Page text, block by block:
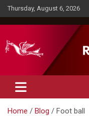
Skip
to
content
Thursday, August 6, 2026
Rupavahini
Home Blog Foot ball